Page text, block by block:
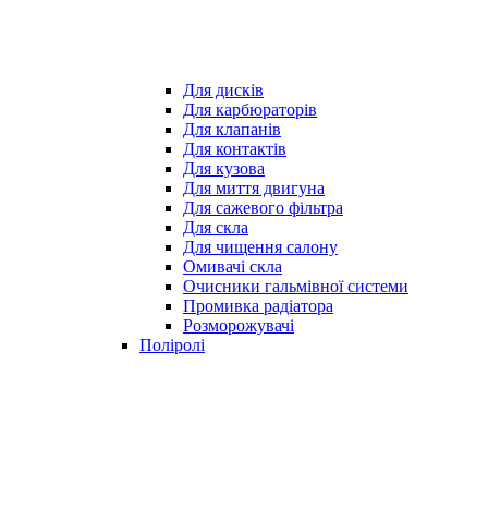
Для дисків
Для карбюраторів
Для клапанів
Для контактів
Для кузова
Для миття двигуна
Для сажевого фільтра
Для скла
Для чищення салону
Омивачі скла
Очисники гальмівної системи
Промивка радіатора
Розморожувачі
Поліролі